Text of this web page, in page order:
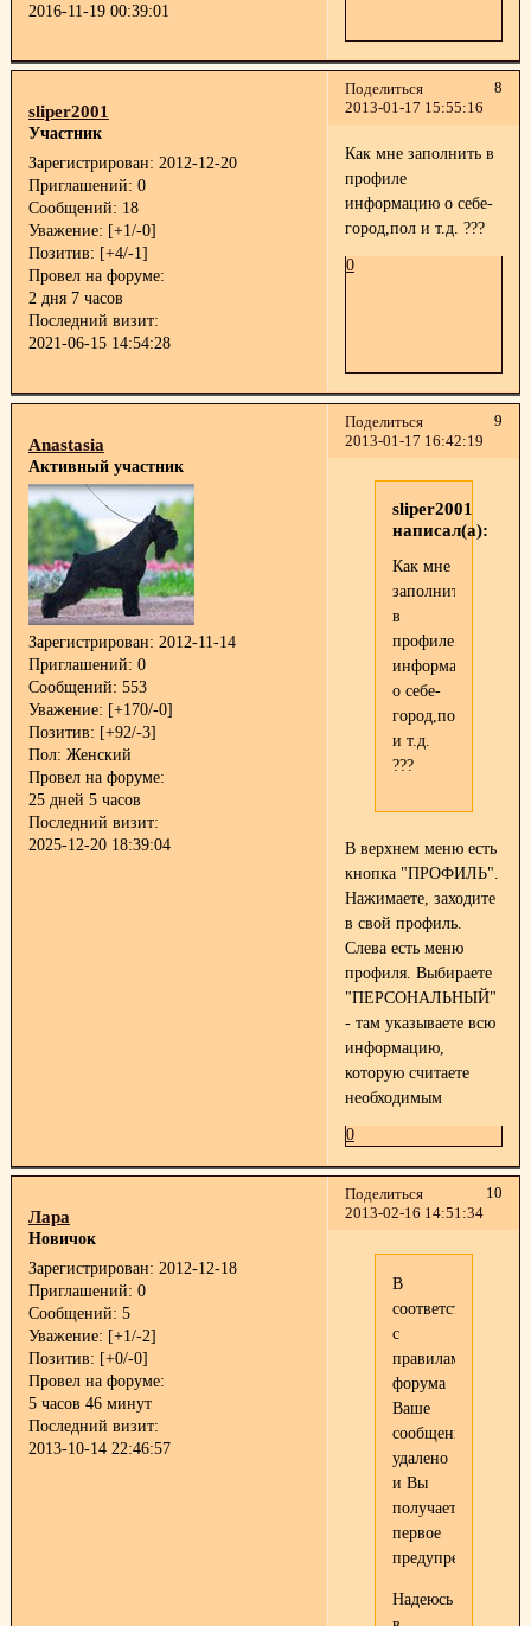
2016-11-19 00:39:01
Поделиться
8
2013-01-17 15:55:16
sliper2001
Участник
Зарегистрирован: 2012-12-20
Приглашений: 0
Сообщений: 18
Уважение: [+1/-0]
Позитив: [+4/-1]
Провел на форуме:
2 дня 7 часов
Последний визит:
2021-06-15 14:54:28
Как мне заполнить в
профиле
информацию о себе-
город,пол и т.д. ???
0
Поделиться
9
2013-01-17 16:42:19
Anastasia
Активный участник
Зарегистрирован: 2012-11-14
Приглашений: 0
Сообщений: 553
Уважение: [+170/-0]
Позитив: [+92/-3]
Пол: Женский
Провел на форуме:
25 дней 5 часов
Последний визит:
2025-12-20 18:39:04
sliper2001
написал(а):
Как мне
заполнить
в
профиле
информацию
о себе-
город,пол
и т.д.
???
В верхнем меню есть
кнопка "ПРОФИЛЬ".
Нажимаете, заходите
в свой профиль.
Слева есть меню
профиля. Выбираете
"ПЕРСОНАЛЬНЫЙ"
- там указываете всю
информацию,
которую считаете
необходимым
0
Поделиться
10
2013-02-16 14:51:34
Лара
Новичок
Зарегистрирован: 2012-12-18
Приглашений: 0
Сообщений: 5
Уважение: [+1/-2]
Позитив: [+0/-0]
Провел на форуме:
5 часов 46 минут
Последний визит:
2013-10-14 22:46:57
В
соответствии
с
правилами
форума
Ваше
сообщение
удалено
и Вы
получаете
первое
предупреждение.
Надеюсь